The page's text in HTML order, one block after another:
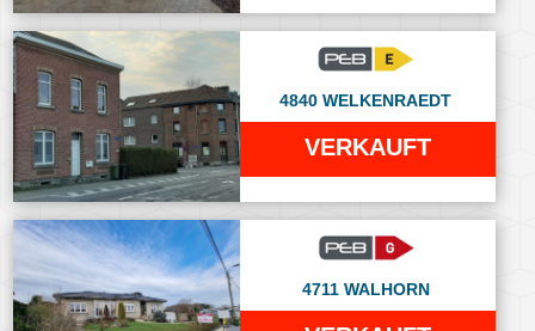
4840 WELKENRAEDT
VERKAUFT
4711 WALHORN